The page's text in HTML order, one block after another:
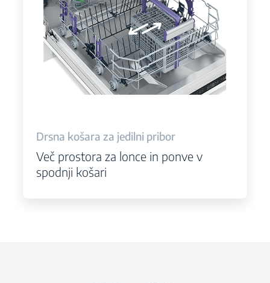
Drsna košara za jedilni pribor
Več prostora za lonce in ponve v
spodnji košari